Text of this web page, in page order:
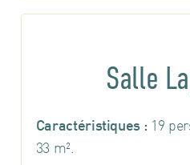
Salle
Caractéristiques : 19
33 m².